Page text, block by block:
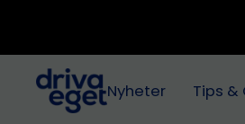
Nyheter Tips &